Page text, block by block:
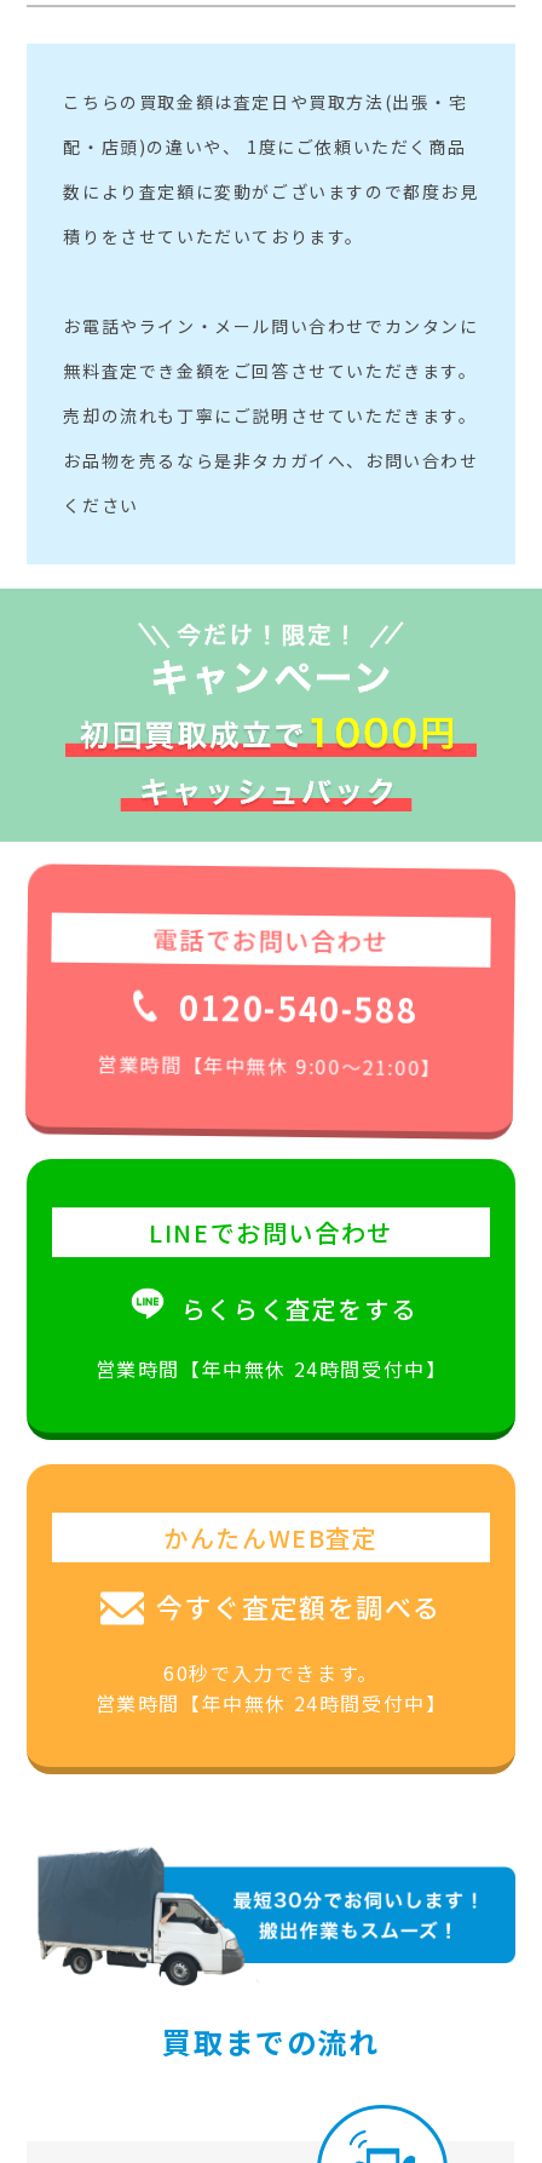
こちらの買取金額は査定日や買取方法(出張・宅
配・店頭)の違いや、 1度にご依頼いただく商品
数により査定額に変動がございますので都度お見
積りをさせていただいております。
お電話やライン・メール問い合わせでカンタンに
無料査定でき金額をご回答させていただきます。
売却の流れも丁寧にご説明させていただきます。
お品物を売るなら是非タカガイへ、お問い合わせ
ください
電話でお問い合わせ
0120-540-588
営業時間【年中無休 9:00〜21:00】
LINEでお問い合わせ
らくらく査定をする
営業時間【年中無休 24時間受付中】
かんたんWEB査定
今すぐ査定額を調べる
60秒で入力できます。
営業時間【年中無休 24時間受付中】
買取までの流れ